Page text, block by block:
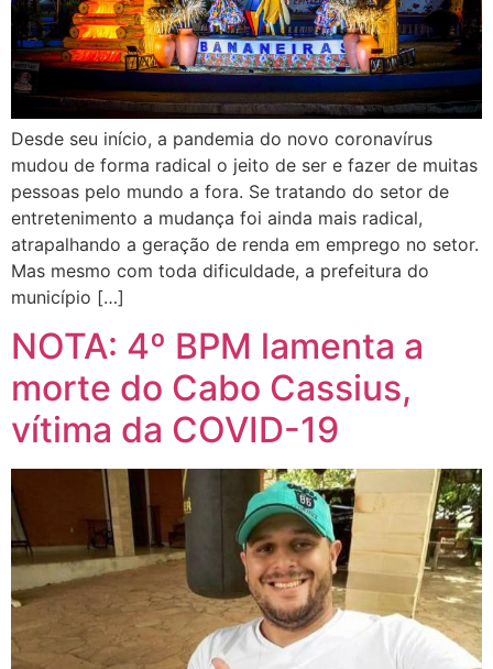
Desde seu início, a pandemia do novo coronavírus
mudou de forma radical o jeito de ser e fazer de muitas
pessoas pelo mundo a fora. Se tratando do setor de
entretenimento a mudança foi ainda mais radical,
atrapalhando a geração de renda em emprego no setor.
Mas mesmo com toda dificuldade, a prefeitura do
município […]
NOTA: 4º BPM lamenta a
morte do Cabo Cassius,
vítima da COVID-19